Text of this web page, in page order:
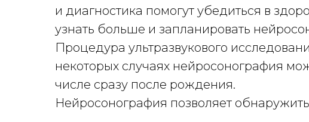
и диагностика помогут убедиться в
узнать больше и запланировать
Процедура ультразвукового
некоторых случаях нейросонография
числе сразу после рождения.
Нейросонография позволяет